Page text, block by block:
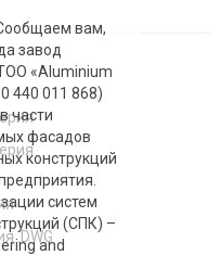
.DWG
вам,
завод
«Aluminium
440 011 868)
части
фасадов
конструкций
систем
(СПК) –
and